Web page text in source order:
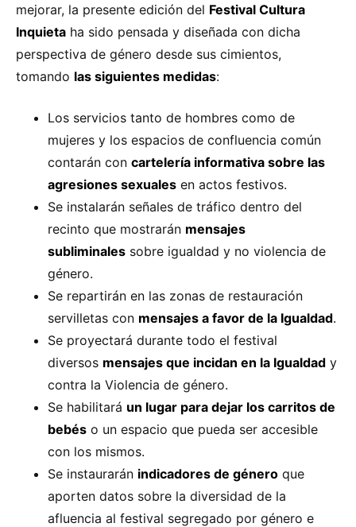
mejorar, la presente edición del Festival Cultura
Inquieta ha sido pensada y diseñada con dicha
perspectiva de género desde sus cimientos,
tomando las siguientes medidas:
Los servicios tanto de hombres como de
mujeres y los espacios de confluencia común
contarán con cartelería informativa sobre las
agresiones sexuales en actos festivos.
Se instalarán señales de tráfico dentro del
recinto que mostrarán mensajes
subliminales sobre igualdad y no violencia de
género.
Se repartirán en las zonas de restauración
servilletas con mensajes a favor de la Igualdad.
Se proyectará durante todo el festival
diversos mensajes que incidan en la Igualdad y
contra la Violencia de género.
Se habilitará un lugar para dejar los carritos de
bebés o un espacio que pueda ser accesible
con los mismos.
Se instaurarán indicadores de género que
aporten datos sobre la diversidad de la
afluencia al festival segregado por género e